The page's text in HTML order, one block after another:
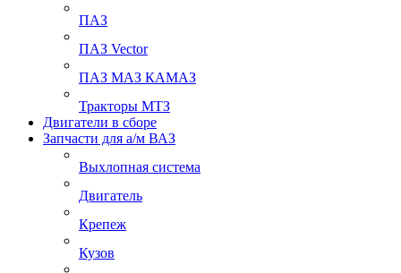
ПАЗ
ПАЗ Vector
ПАЗ МАЗ КАМАЗ
Тракторы МТЗ
Двигатели в сборе
Запчасти для а/м ВАЗ
Выхлопная система
Двигатель
Крепеж
Кузов